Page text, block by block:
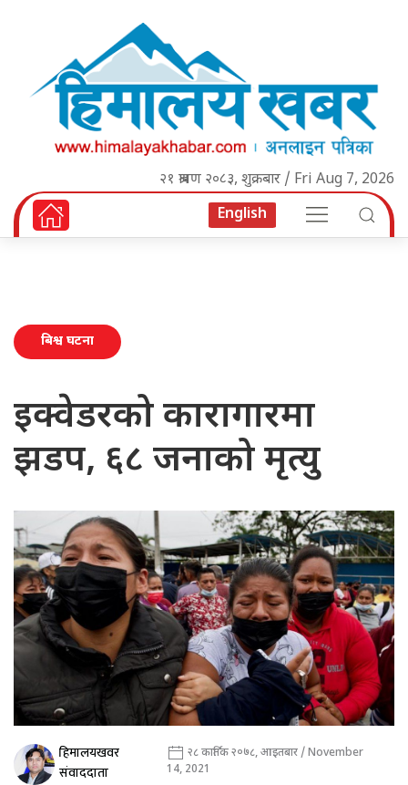
२१ श्रावण २०८३, शुक्रबार / Fri Aug 7, 2026
English
बिश्व घटना
इक्वेडरको कारागारमा
झडप, ६८ जनाको मृत्यु
हिमालयखवर
संवाददाता
२८ कार्तिक २०७८, आइतबार / November
14, 2021